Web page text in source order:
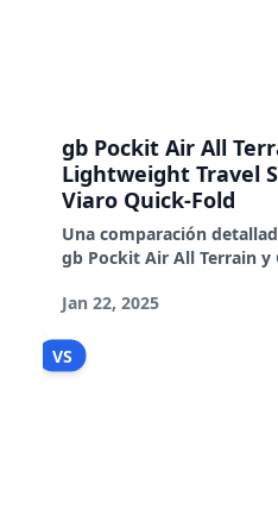
gb Pockit Air All
Lightweight Travel
Viaro Quick-Fold
Una comparación
gb Pockit Air All Terrain y
en el mundo real
Jan 22, 2025
VS